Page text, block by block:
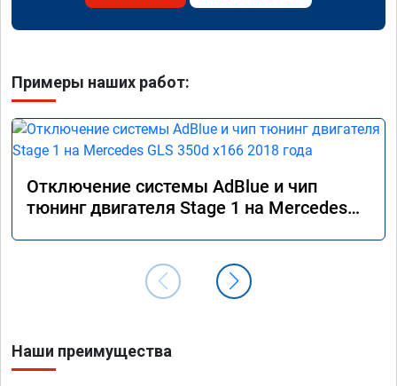
Примеры наших работ:
Отключение системы AdBlue и чип
тюнинг двигателя Stage 1 на Mercedes
Наши преимущества